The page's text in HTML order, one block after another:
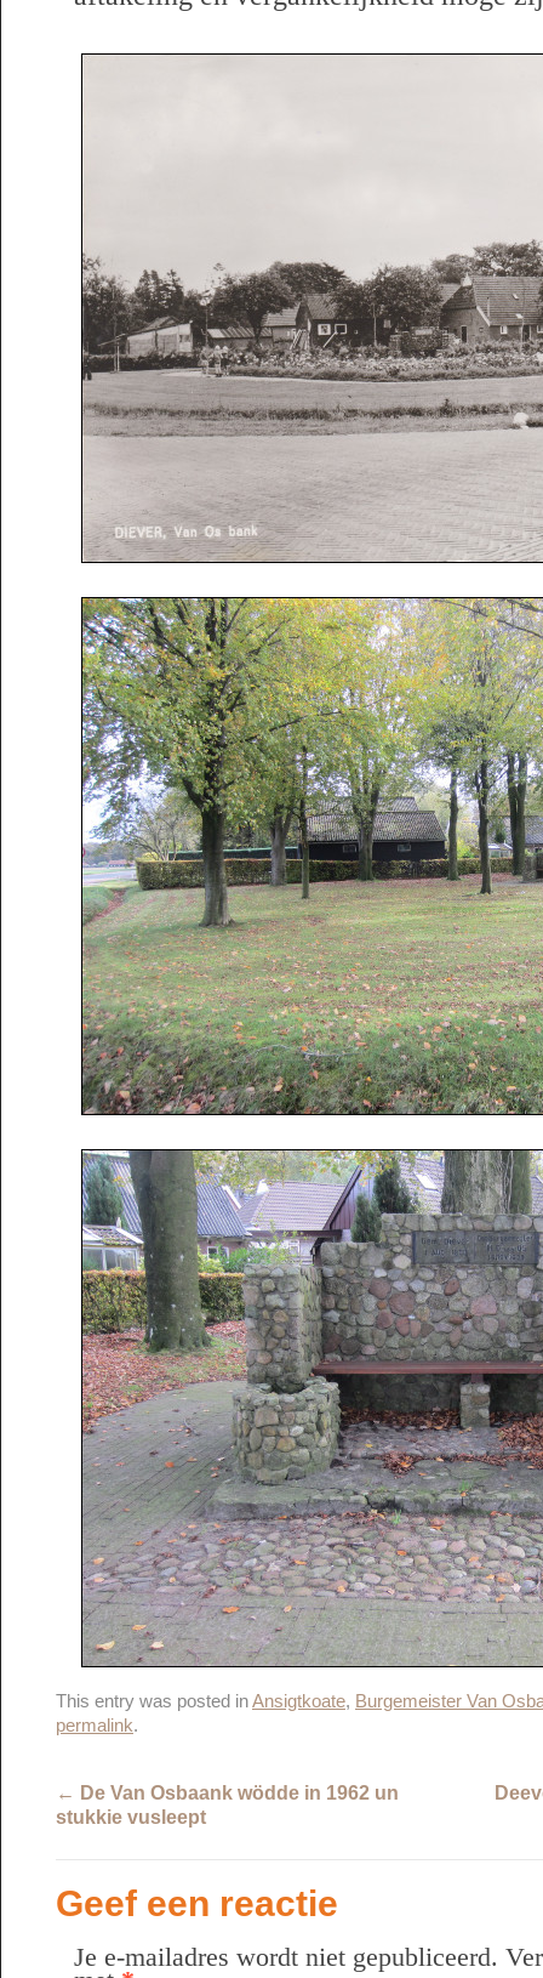
This entry was posted inAnsigtkoate, Burgemeister Van
permalink.
← De Van Osbaank wödde in 1962 un
stukkie vusleept
Geef een reactie
Je e-mailadres wordt niet gepubliceerd.